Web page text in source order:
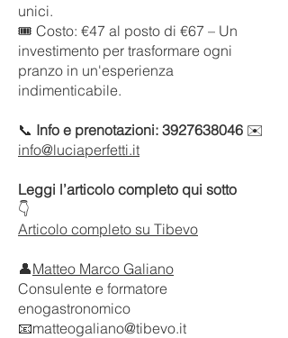
unici.
🎟️ Costo: €47 al posto di €67 – Un
investimento per trasformare ogni
pranzo in un'esperienza
indimenticabile.
📞 Info e prenotazioni: 3927638046 ✉️
info@luciaperfetti.it
Leggi l’articolo completo qui sotto
👇
Articolo completo su Tibevo
👤Matteo Marco Galiano
Consulente e formatore
enogastronomico
📧matteogaliano@tibevo.it